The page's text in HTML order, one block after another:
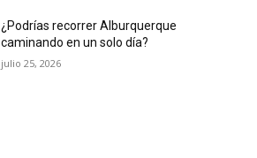
¿Podrías recorrer Alburquerque
caminando en un solo día?
julio 25, 2026